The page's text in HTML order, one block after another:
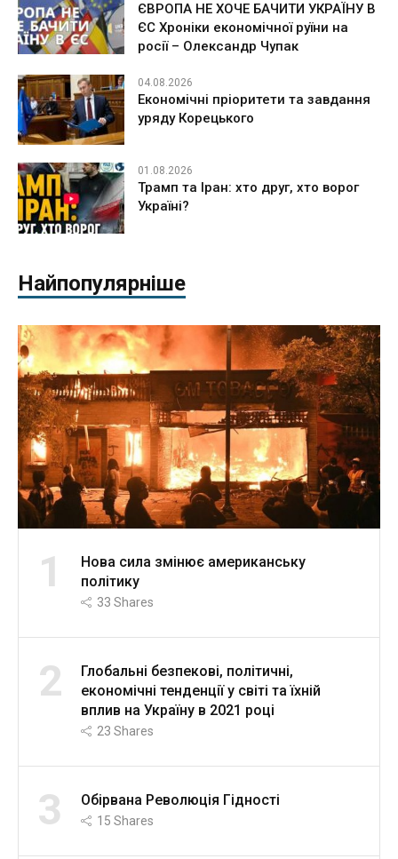
ЄВРОПА НЕ ХОЧЕ БАЧИТИ УКРАЇНУ В
ЄС Хроніки економічної руїни на
росії – Олександр Чупак
04.08.2026
Економічні пріоритети та завдання
уряду Корецького
01.08.2026
Трамп та Іран: хто друг, хто ворог
Україні?
Найпопулярніше
1
Нова сила змінює американську
політику
33 Shares
2
Глобальні безпекові, політичні,
економічні тенденції у світі та їхній
вплив на Україну в 2021 році
23 Shares
3 Обірвана Революція Гідності
15 Shares